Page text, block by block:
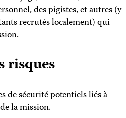
des pigistes, et autres (y
recrutés localement) qui
risques
de sécurité potentiels liés à
la mission.